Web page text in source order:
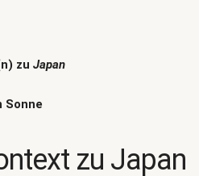
zu Japan
Sonne
zu Japan